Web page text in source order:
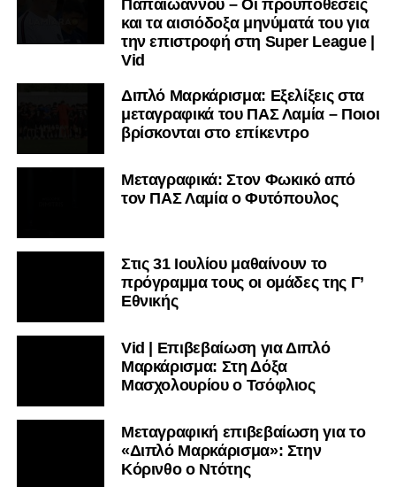
Παπαϊωάννου – Οι προϋποθέσεις
και τα αισιόδοξα μηνύματά του για
την επιστροφή στη Super League |
Vid
Διπλό Μαρκάρισμα: Εξελίξεις στα
μεταγραφικά του ΠΑΣ Λαμία – Ποιοι
βρίσκονται στο επίκεντρο
Μεταγραφικά: Στον Φωκικό από
τον ΠΑΣ Λαμία ο Φυτόπουλος
Στις 31 Ιουλίου μαθαίνουν το
πρόγραμμα τους οι ομάδες της Γ’
Εθνικής
Vid | Επιβεβαίωση για Διπλό
Μαρκάρισμα: Στη Δόξα
Μασχολουρίου ο Τσόφλιος
Μεταγραφική επιβεβαίωση για το
«Διπλό Μαρκάρισμα»: Στην
Κόρινθο ο Ντότης